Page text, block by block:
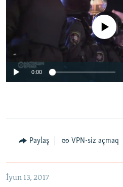
No media source
0:00
Paylaş VPN-siz açmaq
İyun 13, 2017